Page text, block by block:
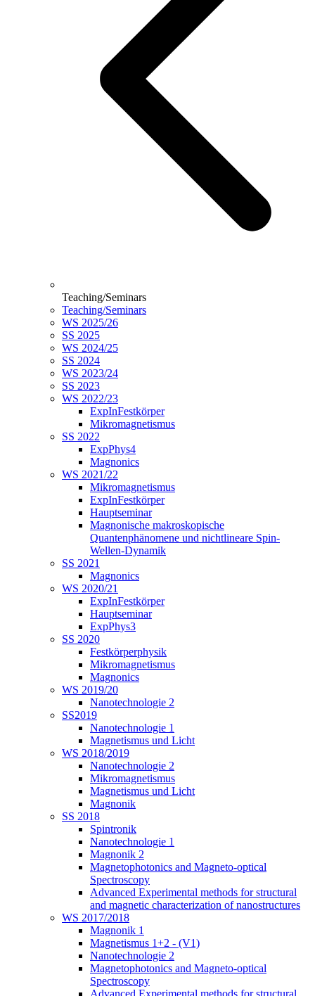
Teaching/Seminars
Teaching/Seminars
WS 2025/26
SS 2025
WS 2024/25
SS 2024
WS 2023/24
SS 2023
WS 2022/23
ExpInFestkörper
Mikromagnetismus
SS 2022
ExpPhys4
Magnonics
WS 2021/22
Mikromagnetismus
ExpInFestkörper
Hauptseminar
Magnonische makroskopische
Quantenphänomene und nichtlineare Spin-
Wellen-Dynamik
SS 2021
Magnonics
WS 2020/21
ExpInFestkörper
Hauptseminar
ExpPhys3
SS 2020
Festkörperphysik
Mikromagnetismus
Magnonics
WS 2019/20
Nanotechnologie 2
SS2019
Nanotechnologie 1
Magnetismus und Licht
WS 2018/2019
Nanotechnologie 2
Mikromagnetismus
Magnetismus und Licht
Magnonik
SS 2018
Spintronik
Nanotechnologie 1
Magnonik 2
Magnetophotonics and Magneto-optical
Spectroscopy
Advanced Experimental methods for structural
and magnetic characterization of nanostructures
WS 2017/2018
Magnonik 1
Magnetismus 1+2 - (V1)
Nanotechnologie 2
Magnetophotonics and Magneto-optical
Spectroscopy
Advanced Experimental methods for structural